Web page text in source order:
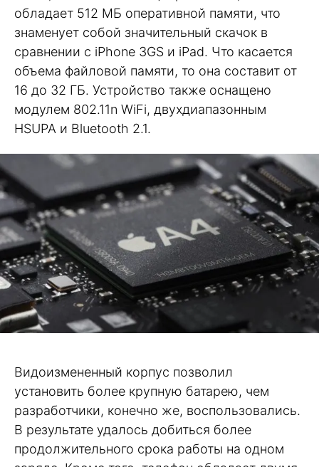
обладает 512 МБ оперативной памяти, что
знаменует собой значительный скачок в
сравнении с iPhone 3GS и iPad. Что касается
объема файловой памяти, то она составит от
16 до 32 ГБ. Устройство также оснащено
модулем 802.11n WiFi, двухдиапазонным
HSUPA и Bluetooth 2.1.
Видоизмененный корпус позволил
установить более крупную батарею, чем
разработчики, конечно же, воспользовались.
В результате удалось добиться более
продолжительного срока работы на одном